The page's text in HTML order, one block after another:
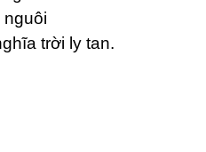
trời ly tan.